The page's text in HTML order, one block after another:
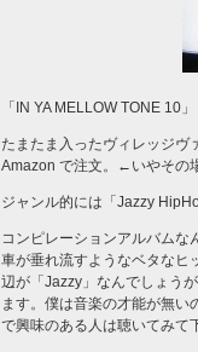
「IN YA MELLOW TONE 10」
たまたま入ったヴィレッジヴ
Amazon で注文。←いやその
ジャンル的には「Jazzy
コンピレーションアルバムな
車が垂れ流すようなベタなヒ
辺が「Jazzy」なんでしょう
ます。僕は音楽の才能が無
で興味のある人は聴いてみて